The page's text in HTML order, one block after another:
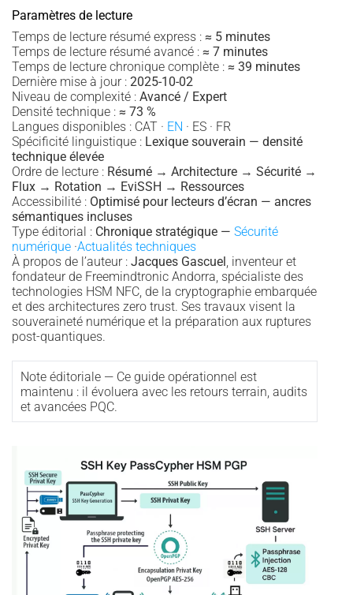
Paramètres de lecture
Temps de lecture résumé express : ≈ 5 minutes
Temps de lecture résumé avancé : ≈ 7 minutes
Temps de lecture chronique complète : ≈ 39 minutes
Dernière mise à jour : 2025-10-02
Niveau de complexité : Avancé / Expert
Densité technique : ≈ 73 %
Langues disponibles : CAT · EN · ES · FR
Spécificité linguistique : Lexique souverain — densité
technique élevée
Ordre de lecture : Résumé → Architecture → Sécurité →
Flux → Rotation → EviSSH → Ressources
Accessibilité : Optimisé pour lecteurs d’écran — ancres
sémantiques incluses
Type éditorial : Chronique stratégique — Sécurité
numérique ·Actualités techniques
À propos de l’auteur : Jacques Gascuel , inventeur et
fondateur de Freemindtronic Andorra, spécialiste des
technologies HSM NFC, de la cryptographie embarquée
et des architectures zero trust. Ses travaux visent la
souveraineté numérique et la préparation aux ruptures
post-quantiques.
Note éditoriale — Ce guide opérationnel est
maintenu : il évoluera avec les retours terrain, audits
et avancées PQC.